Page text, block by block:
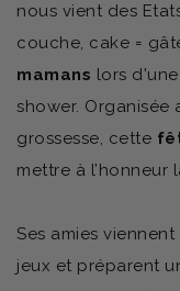
nous vient des
couche, cake =
mamans lors
shower. Organisée
grossesse, cette
mettre à l’honneur
Ses amies
jeux et préparent